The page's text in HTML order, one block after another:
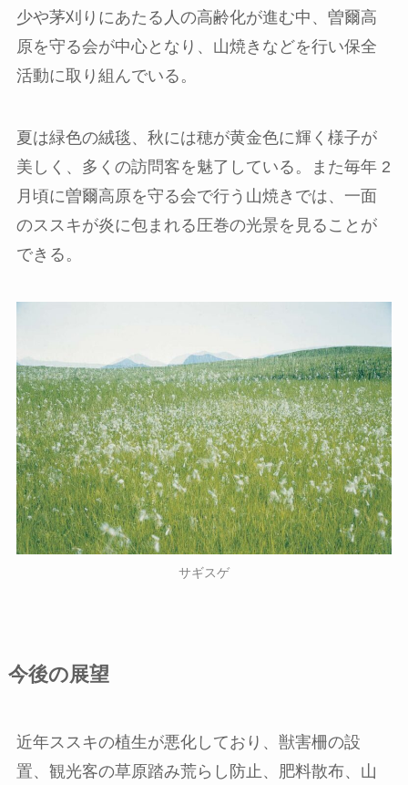
少や茅刈りにあたる人の高齢化が進む中、曽爾高
原を守る会が中心となり、山焼きなどを行い保全
活動に取り組んでいる。
夏は緑色の絨毯、秋には穂が黄金色に輝く様子が
美しく、多くの訪問客を魅了している。また毎年 2
月頃に曽爾高原を守る会で行う山焼きでは、一面
のススキが炎に包まれる圧巻の光景を見ることが
できる。
サギスゲ
今後の展望
近年ススキの植生が悪化しており、獣害柵の設
置、観光客の草原踏み荒らし防止、肥料散布、山